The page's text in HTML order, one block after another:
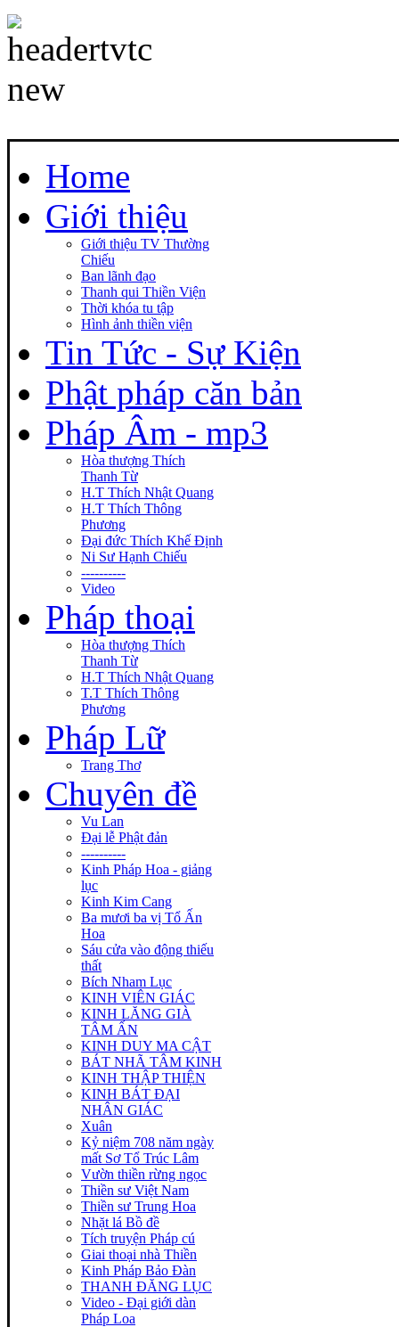
Home
Giới thiệu
Giới thiệu TV Thường
Chiếu
Ban lãnh đạo
Thanh qui Thiền Viện
Thời khóa tu tập
Hình ảnh thiền viện
Tin Tức - Sự Kiện
Phật pháp căn bản
Pháp Âm - mp3
Hòa thượng Thích
Thanh Từ
H.T Thích Nhật Quang
H.T Thích Thông
Phương
Đại đức Thích Khế Định
Ni Sư Hạnh Chiếu
----------
Video
Pháp thoại
Hòa thượng Thích
Thanh Từ
H.T Thích Nhật Quang
T.T Thích Thông
Phương
Pháp Lữ
Trang Thơ
Chuyên đề
Vu Lan
Đại lễ Phật đản
----------
Kinh Pháp Hoa - giảng
lục
Kinh Kim Cang
Ba mươi ba vị Tổ Ấn
Hoa
Sáu cửa vào động thiếu
thất
Bích Nham Lục
KINH VIÊN GIÁC
KINH LĂNG GIÀ
TÂM ẤN
KINH DUY MA CẬT
BÁT NHÃ TÂM KINH
KINH THẬP THIỆN
KINH BÁT ĐẠI
NHÂN GIÁC
Xuân
Kỷ niệm 708 năm ngày
mất Sơ Tổ Trúc Lâm
Vườn thiền rừng ngọc
Thiền sư Việt Nam
Thiền sư Trung Hoa
Nhặt lá Bồ đề
Tích truyện Pháp cú
Giai thoại nhà Thiền
Kinh Pháp Bảo Đàn
THANH ĐĂNG LỤC
Video - Đại giới dàn
Pháp Loa